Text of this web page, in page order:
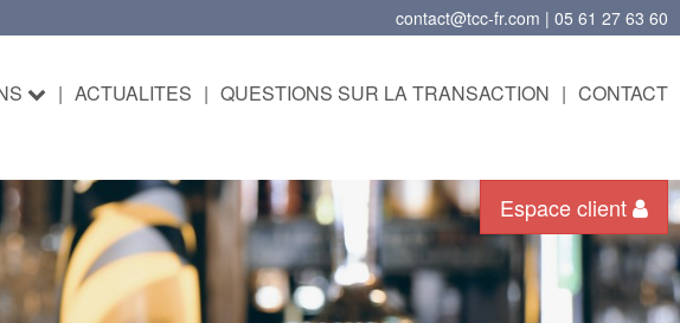
contact@tcc-fr.com | 05 61 27 63 60
| ACTUALITES | QUESTIONS SUR LA TRANSACTION | CONTACT
Espace client